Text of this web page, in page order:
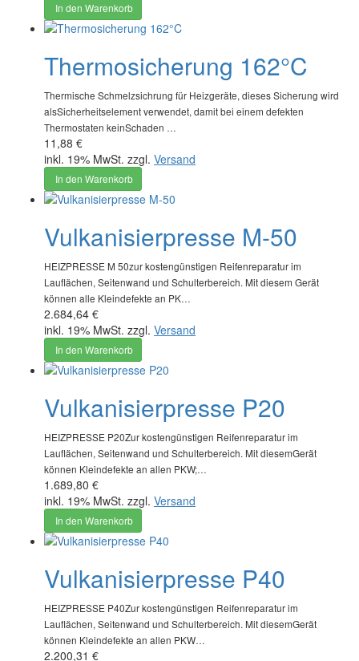
In den Warenkorb
Thermosicherung 162°C
Thermische Schmelzsichrung für Heizgeräte, dieses Sicherung wird
alsSicherheitselement verwendet, damit bei einem defekten
Thermostaten keinSchaden …
11,88 €
inkl. 19% MwSt. zzgl. Versand
In den Warenkorb
Vulkanisierpresse M-50
HEIZPRESSE M 50zur kostengünstigen Reifenreparatur im
Lauflächen, Seitenwand und Schulterbereich. Mit diesem Gerät
können alle Kleindefekte an PK…
2.684,64 €
inkl. 19% MwSt. zzgl. Versand
In den Warenkorb
Vulkanisierpresse P20
HEIZPRESSE P20Zur kostengünstigen Reifenreparatur im
Lauflächen, Seitenwand und Schulterbereich. Mit diesemGerät
können Kleindefekte an allen PKW;…
1.689,80 €
inkl. 19% MwSt. zzgl. Versand
In den Warenkorb
Vulkanisierpresse P40
HEIZPRESSE P40Zur kostengünstigen Reifenreparatur im
Lauflächen, Seitenwand und Schulterbereich. Mit diesemGerät
können Kleindefekte an allen PKW…
2.200,31 €